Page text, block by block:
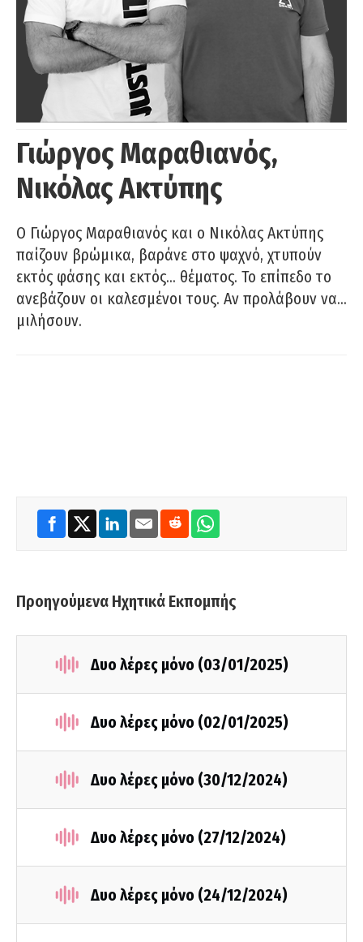
Γιώργος Μαραθιανός,
Νικόλας Ακτύπης
Ο Γιώργος Μαραθιανός και ο Νικόλας Ακτύπης
παίζουν βρώμικα, βαράνε στο ψαχνό, χτυπούν
εκτός φάσης και εκτός… θέματος. Το επίπεδο το
ανεβάζουν οι καλεσμένοι τους. Αν προλάβουν να…
μιλήσουν.
Προηγούμενα Ηχητικά Εκπομπής
Δυο λέρες μόνο (03/01/2025)
Δυο λέρες μόνο (02/01/2025)
Δυο λέρες μόνο (30/12/2024)
Δυο λέρες μόνο (27/12/2024)
Δυο λέρες μόνο (24/12/2024)